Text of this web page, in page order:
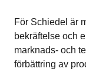
För Schiedel är
bekräftelse och
marknads- och
förbättring av